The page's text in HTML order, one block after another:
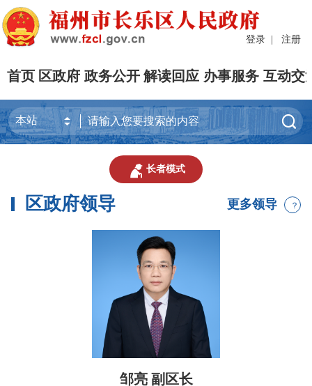
登录 | 注册
首页 区政府 政务公开 解读回应 办事服务 互动交

 长者模式
区政府领导 更多领导 ？
邹亮 副区长